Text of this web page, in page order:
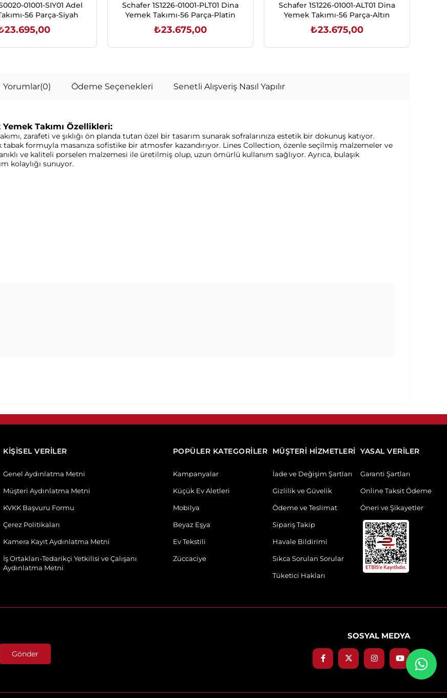
01001-SIY01 Adel
56 Parça-Siyah
Schafer 1S1226-01001-PLT01 Dina
Yemek Takımı-56 Parça-Platin
₺23.675,00
Schafer 1S1226-01001-ALT01 Dina
Yemek Takımı-56 Parça-Altın
₺23.675,00
Yorumlar(0) Ödeme Seçenekleri Senetli Alışveriş Nasıl Yapılır
Takımı Özellikleri:
zarafeti ve şıklığı ön planda tutan özel bir tasarım sunarak sofralarınıza estetik bir dokunuş katıyor.
formuyla masanıza sofistike bir atmosfer kazandırıyor. Lines Collection, özenle seçilmiş malzemeler ve
ve kaliteli porselen malzemesi ile üretilmiş olup, uzun ömürlü kullanım sağlıyor. Ayrıca, bulaşık
kolaylığı sunuyor.
KİŞİSEL VERİLER
Genel Aydınlatma Metni
Müşteri Aydınlatma Metni
KVKK Başvuru Formu
Çerez Politikaları
Kamera Kayıt Aydınlatma Metni
İş Ortakları-Tedarikçi Yetkilisi ve Çalışanı
Aydınlatma Metni
POPÜLER KATEGORİLER
Kampanyalar
Küçük Ev Aletleri
Mobilya
Beyaz Eşya
Ev Tekstili
Züccaciye
MÜŞTERİ HİZMETLERİ
İade ve Değişim Şartları
Gizlilik ve Güvelik
Ödeme ve Teslimat
Sipariş Takip
Havale Bildirimi
Sıkca Sorulan Sorular
Tüketici Hakları
YASAL VERİLER
Garanti Şartları
Online Taksit Ödeme
Öneri ve Şikayetler
Gönder
SOSYAL MEDYA